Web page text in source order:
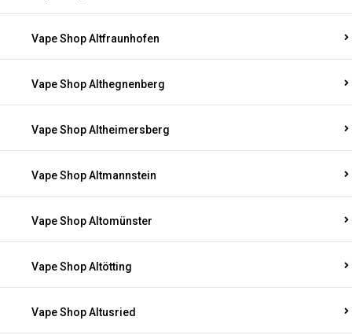
Vape Shop Altfraunhofen
Vape Shop Althegnenberg
Vape Shop Altheimersberg
Vape Shop Altmannstein
Vape Shop Altomünster
Vape Shop Altötting
Vape Shop Altusried